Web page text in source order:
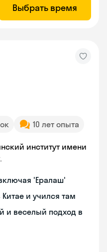
Выбрать время
10 лет опыта
институт имени
'Ералаш'
и учился там
и веселый подход в